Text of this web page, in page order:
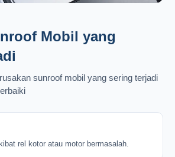
Mobil yang
sunroof mobil yang sering terjadi
rel kotor atau motor bermasalah.